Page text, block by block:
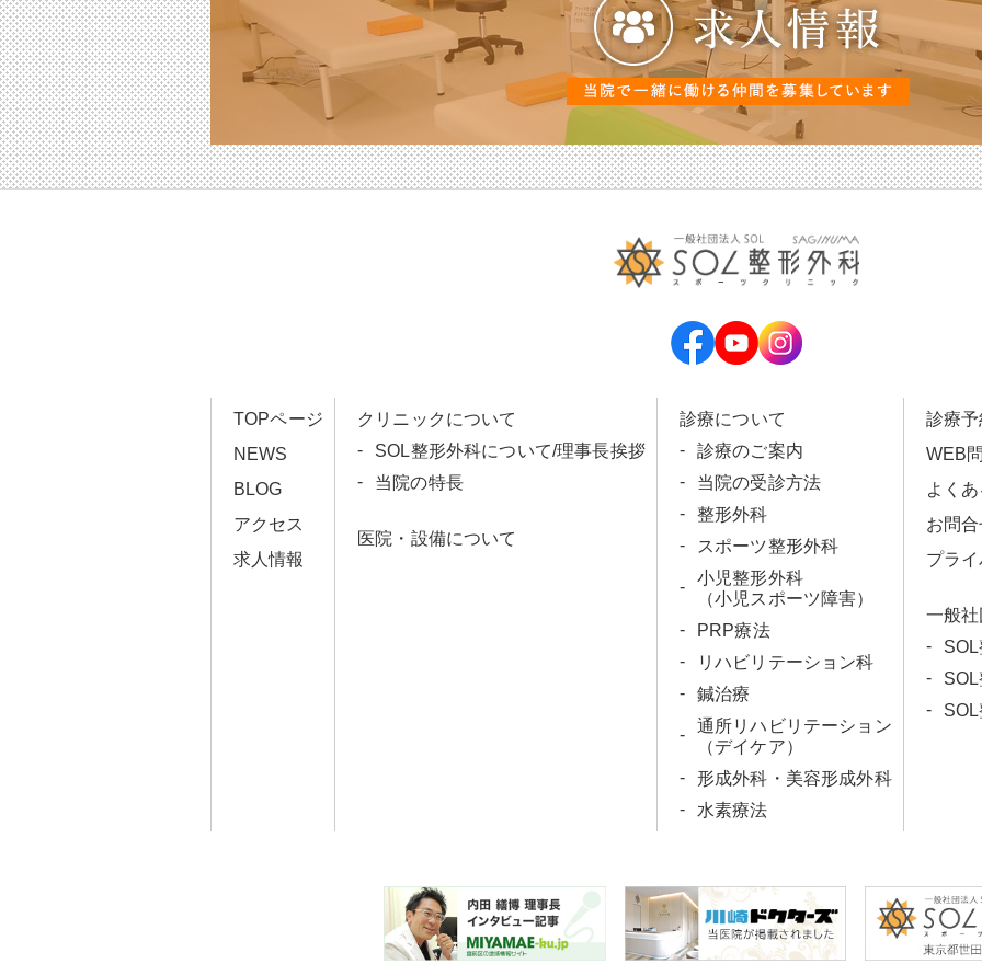
TOPページ
NEWS
BLOG
アクセス
求人情報
クリニックについて
SOL整形外科について/理事長挨拶
当院の特長
医院・設備について
診療について
診療のご案内
当院の受診方法
整形外科
スポーツ整形外科
小児整形外科
（小児スポーツ障害）
PRP療法
リハビリテーション科
鍼治療
通所リハビリテーション
（デイケア）
形成外科・美容形成外科
水素療法
診療
WEB
よく
お問
プラ
一般